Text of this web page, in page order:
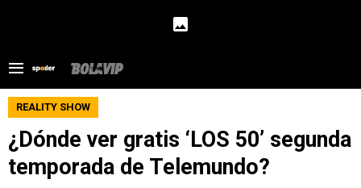
REALITY SHOW
¿Dónde ver gratis ‘LOS 50’ segunda
temporada de Telemundo?